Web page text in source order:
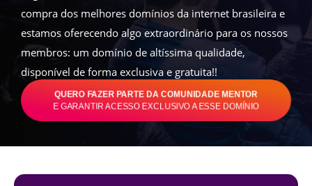
compra dos melhores domínios da internet brasileira e
estamos oferecendo algo extraordinário para os nossos
membros: um domínio de altíssima qualidade,
disponível de forma exclusiva e gratuita!!
QUERO FAZER PARTE DA COMUNIDADE MENTOR
E GARANTIR ACESSO EXCLUSIVO A ESSE DOMÍNIO